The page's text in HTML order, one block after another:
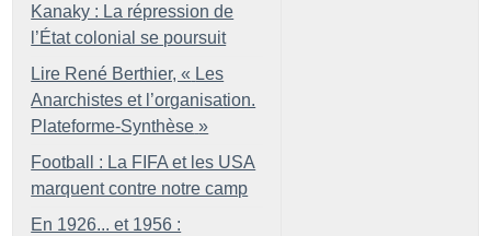
Kanaky : La répression de
l’État colonial se poursuit
Lire René Berthier, « Les
Anarchistes et l’organisation.
Plateforme-Synthèse »
Football : La FIFA et les USA
marquent contre notre camp
En 1926... et 1956 :